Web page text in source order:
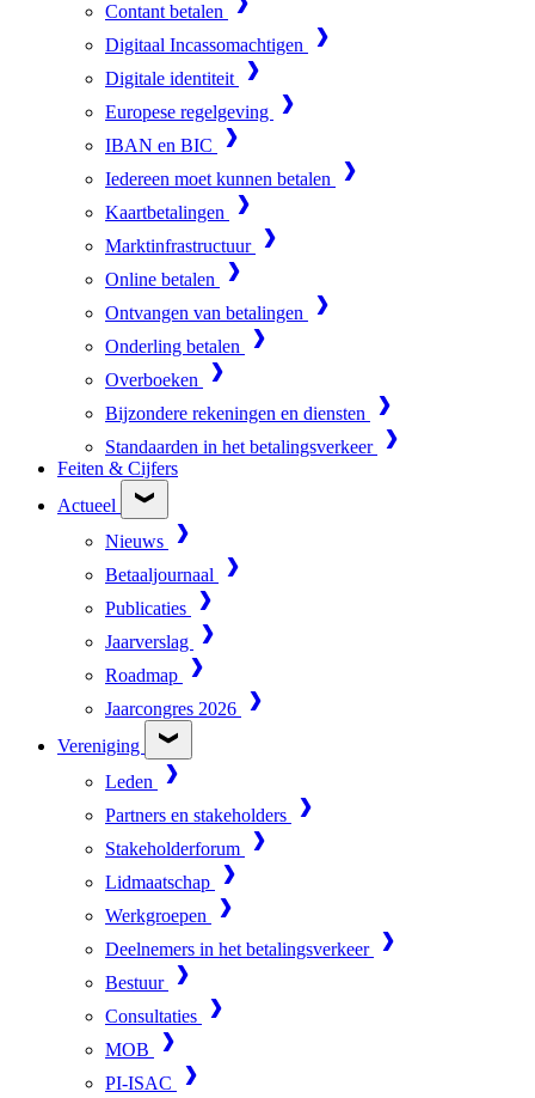
Contant betalen
Digitaal Incassomachtigen
Digitale identiteit
Europese regelgeving
IBAN en BIC
Iedereen moet kunnen betalen
Kaartbetalingen
Marktinfrastructuur
Online betalen
Ontvangen van betalingen
Onderling betalen
Overboeken
Bijzondere rekeningen en diensten
Standaarden in het betalingsverkeer
Feiten & Cijfers
Actueel
Nieuws
Betaaljournaal
Publicaties
Jaarverslag
Roadmap
Jaarcongres 2026
Vereniging
Leden
Partners en stakeholders
Stakeholderforum
Lidmaatschap
Werkgroepen
Deelnemers in het betalingsverkeer
Bestuur
Consultaties
MOB
PI-ISAC